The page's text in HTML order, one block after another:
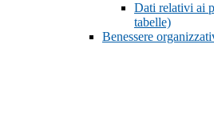
Dati relativi ai
tabelle)
Benessere